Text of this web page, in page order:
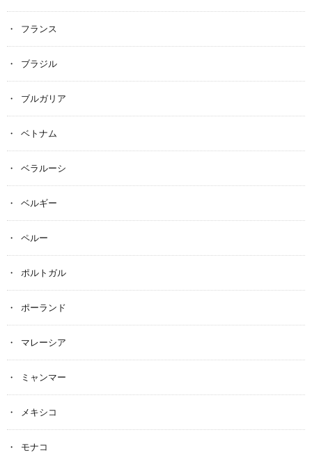
フランス
ブラジル
ブルガリア
ベトナム
ベラルーシ
ベルギー
ペルー
ポルトガル
ポーランド
マレーシア
ミャンマー
メキシコ
モナコ